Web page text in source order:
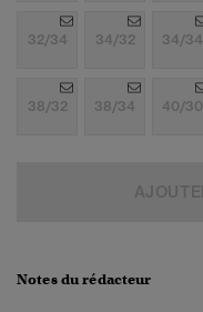
32/34 34/32 34/34
38/32 38/34 40/30
Notes du rédacteur